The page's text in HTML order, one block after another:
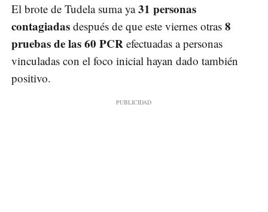
El brote de Tudela suma ya31 personas
contagiadas después de que este viernes otras 8
pruebas de las 60 PCR efectuadas a personas
vinculadas con el foco inicial hayan dado también
positivo.